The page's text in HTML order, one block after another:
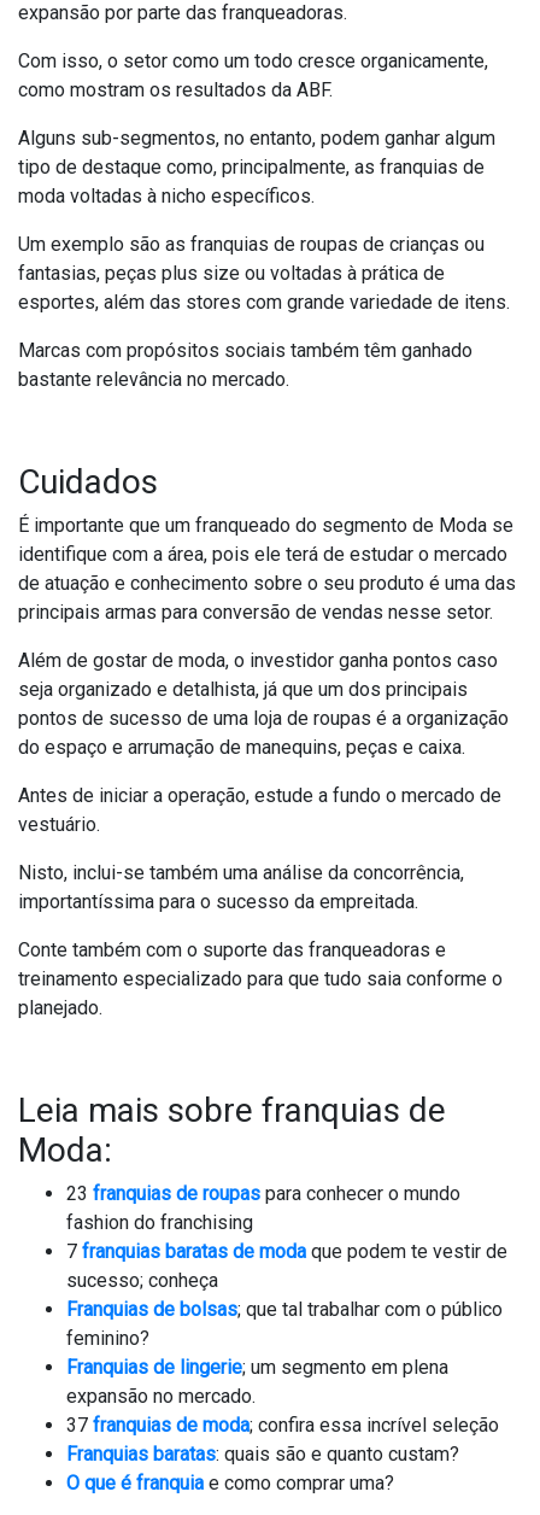
expansão por parte das franqueadoras.
Com isso, o setor como um todo cresce organicamente,
como mostram os resultados da ABF.
Alguns sub-segmentos, no entanto, podem ganhar algum
tipo de destaque como, principalmente, as franquias de
moda voltadas à nicho específicos.
Um exemplo são as franquias de roupas de crianças ou
fantasias, peças plus size ou voltadas à prática de
esportes, além das stores com grande variedade de itens.
Marcas com propósitos sociais também têm ganhado
bastante relevância no mercado.
Cuidados
É importante que um franqueado do segmento de Moda se
identifique com a área, pois ele terá de estudar o mercado
de atuação e conhecimento sobre o seu produto é uma das
principais armas para conversão de vendas nesse setor.
Além de gostar de moda, o investidor ganha pontos caso
seja organizado e detalhista, já que um dos principais
pontos de sucesso de uma loja de roupas é a organização
do espaço e arrumação de manequins, peças e caixa.
Antes de iniciar a operação, estude a fundo o mercado de
vestuário.
Nisto, inclui-se também uma análise da concorrência,
importantíssima para o sucesso da empreitada.
Conte também com o suporte das franqueadoras e
treinamento especializado para que tudo saia conforme o
planejado.
Leia mais sobre franquias de
Moda:
23 franquias de roupas para conhecer o mundo
fashion do franchising
7 franquias baratas de moda que podem te vestir de
sucesso; conheça
Franquias de bolsas; que tal trabalhar com o público
feminino?
Franquias de lingerie; um segmento em plena
expansão no mercado.
37 franquias de moda; confira essa incrível seleção
Franquias baratas: quais são e quanto custam?
O que é franquia e como comprar uma?